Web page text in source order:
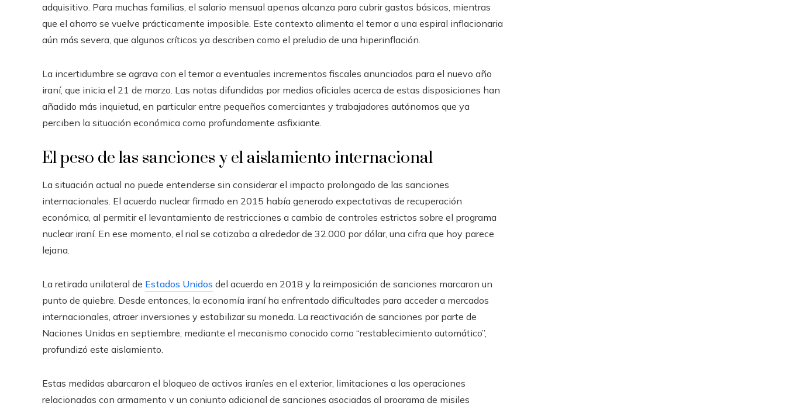
adquisitivo. Para muchas familias, el salario mensual apenas alcanza para cubrir gastos básicos, mientras
que el ahorro se vuelve prácticamente imposible. Este contexto alimenta el temor a una espiral inflacionaria
aún más severa, que algunos críticos ya describen como el preludio de una hiperinflación.
La incertidumbre se agrava con el temor a eventuales incrementos fiscales anunciados para el nuevo año
iraní, que inicia el 21 de marzo. Las notas difundidas por medios oficiales acerca de estas disposiciones han
añadido más inquietud, en particular entre pequeños comerciantes y trabajadores autónomos que ya
perciben la situación económica como profundamente asfixiante.
El peso de las sanciones y el aislamiento internacional
La situación actual no puede entenderse sin considerar el impacto prolongado de las sanciones
internacionales. El acuerdo nuclear firmado en 2015 había generado expectativas de recuperación
económica, al permitir el levantamiento de restricciones a cambio de controles estrictos sobre el programa
nuclear iraní. En ese momento, el rial se cotizaba a alrededor de 32.000 por dólar, una cifra que hoy parece
lejana.
La retirada unilateral de Estados Unidos del acuerdo en 2018 y la reimposición de sanciones marcaron un
punto de quiebre. Desde entonces, la economía iraní ha enfrentado dificultades para acceder a mercados
internacionales, atraer inversiones y estabilizar su moneda. La reactivación de sanciones por parte de
Naciones Unidas en septiembre, mediante el mecanismo conocido como “restablecimiento automático”,
profundizó este aislamiento.
Estas medidas abarcaron el bloqueo de activos iraníes en el exterior, limitaciones a las operaciones
relacionadas con armamento y un conjunto adicional de sanciones asociadas al programa de misiles